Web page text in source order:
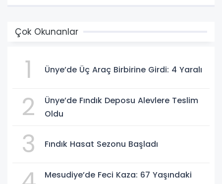
Çok Okunanlar
1 Ünye’de Üç Araç Birbirine Girdi: 4 Yaralı
2
Ünye’de Fındık Deposu Alevlere Teslim
Oldu
3 Fındık Hasat Sezonu Başladı
Mesudiye’de Feci Kaza: 67 Yaşındaki